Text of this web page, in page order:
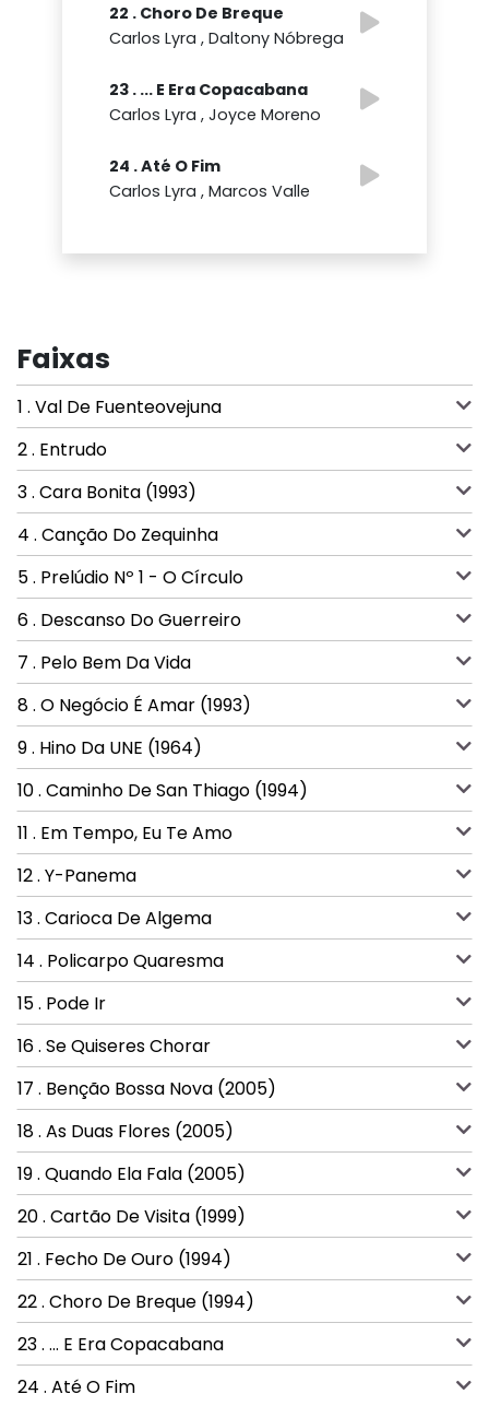
22 . Choro De Breque
Carlos Lyra , Daltony Nóbrega
23 . ... E Era Copacabana
Carlos Lyra , Joyce Moreno
24 . Até O Fim
Carlos Lyra , Marcos Valle
Faixas
1 . Val De Fuenteovejuna
2 . Entrudo
3 . Cara Bonita (1993)
4 . Canção Do Zequinha
5 . Prelúdio Nº 1 - O Círculo
6 . Descanso Do Guerreiro
7 . Pelo Bem Da Vida
8 . O Negócio É Amar (1993)
9 . Hino Da UNE (1964)
10 . Caminho De San Thiago (1994)
11 . Em Tempo, Eu Te Amo
12 . Y-Panema
13 . Carioca De Algema
14 . Policarpo Quaresma
15 . Pode Ir
16 . Se Quiseres Chorar
17 . Benção Bossa Nova (2005)
18 . As Duas Flores (2005)
19 . Quando Ela Fala (2005)
20 . Cartão De Visita (1999)
21 . Fecho De Ouro (1994)
22 . Choro De Breque (1994)
23 . ... E Era Copacabana
24 . Até O Fim